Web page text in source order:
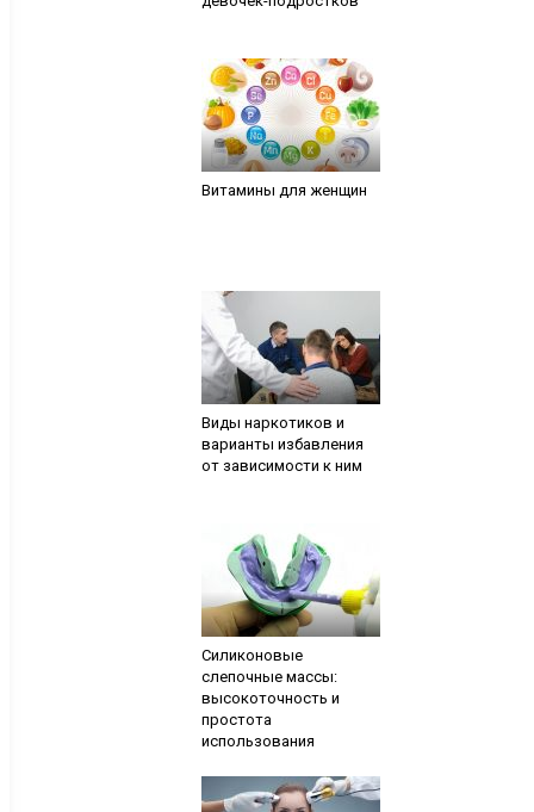
Витамины для женщин
Виды наркотиков и
варианты избавления
от зависимости к ним
Силиконовые
слепочные массы:
высокоточность и
простота
использования